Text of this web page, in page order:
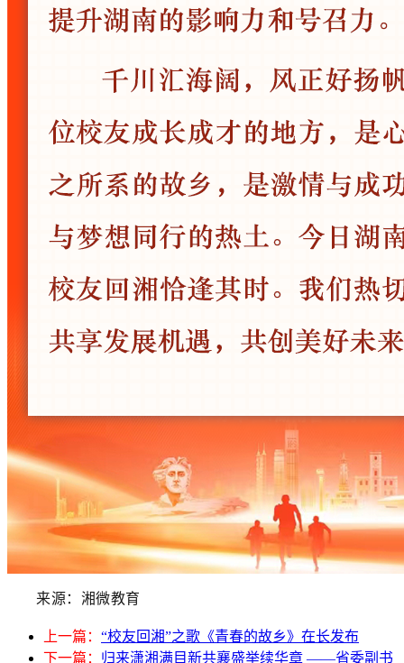
来源： 湘微教育
上一篇： “校友回湘”之歌《青春的故乡》在长发布
下一篇： 归来潇湘满目新共襄盛举续华章 ——省委副书